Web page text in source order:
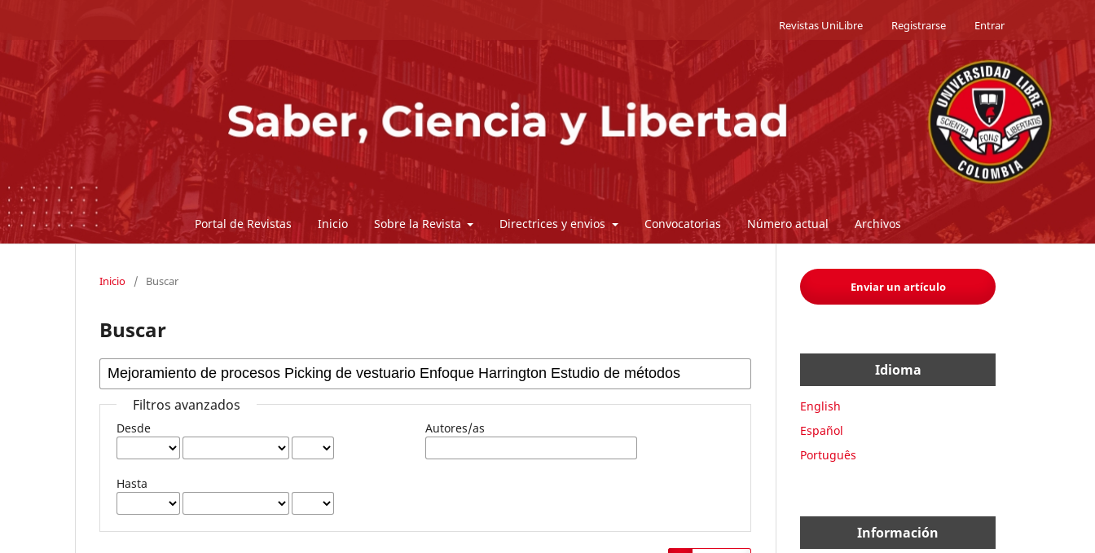
Portal de Revistas Inicio Sobre la Revista Directrices y envios Convocatorias Número actual Archivos
Revistas UniLibre Registrarse Entrar
Inicio / Buscar
Buscar
Filtros avanzados
Desde
Hasta
Autores/as
Enviar un artículo
Idioma
English
Español
Português
Información